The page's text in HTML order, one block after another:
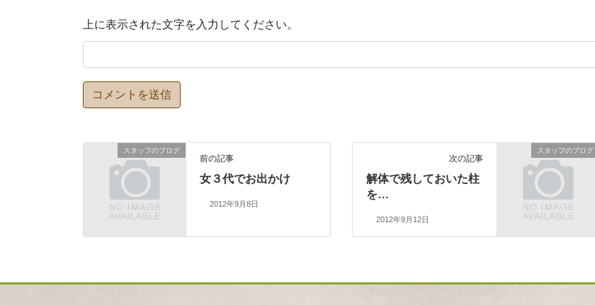
上に表示された文字を入力してください。
スタッフのブログ
前の記事
女３代でお出かけ
2012年9月8日
スタッフのブログ
次の記事
解体で残しておいた柱
を…
2012年9月12日